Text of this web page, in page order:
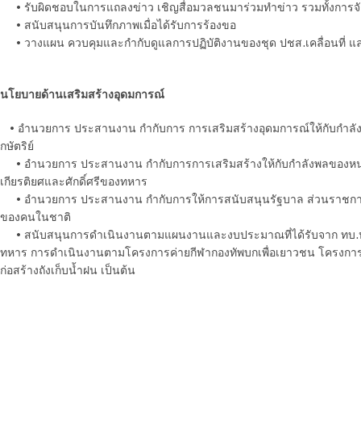
• รับผิดชอบในการแถลงข่าว เชิญสื่อมวลชนมาร่วมทำข่าว รวมทั้งการ
• สนับสนุนการบันทึกภาพเมื่อได้รับการร้องขอ
• วางแผน ควบคุมและกำกับดูแลการปฏิบัติงานของชุด ปชส.เคลื่อนที่ แ
นโยบายด้านเสริมสร้างอุดมการณ์
• อำนวยการ ประสานงาน กำกับการ การเสริมสร้างอุดมการณ์ให้กับก
กษัตริย์
• อำนวยการ ประสานงาน กำกับการการเสริมสร้างให้กับกำลังพลของ
เกียรติยศและศักดิ์ศรีของทหาร
• อำนวยการ ประสานงาน กำกับการให้การสนับสนุนรัฐบาล ส่วนราชก
ของคนในชาติ
• สนับสนุนการดำเนินงานตามแผนงานและงบประมาณที่ได้รับจาก ทบ.
ทหาร การดำเนินงานตามโครงการค่ายกีฬากองทัพบกเพื่อเยาวชน โครง
ก่อสร้างถังเก็บน้ำฝน เป็นต้น